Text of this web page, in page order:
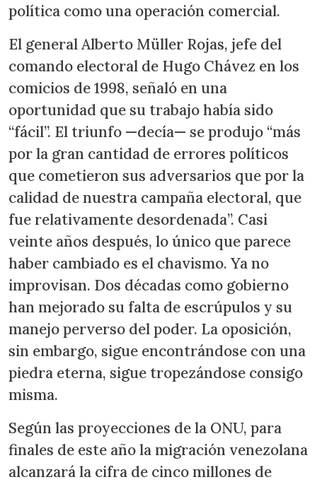
política como una operación comercial.
El general Alberto Müller Rojas, jefe del
comando electoral de Hugo Chávez en los
comicios de 1998, señaló en una
oportunidad que su trabajo había sido
“fácil”. El triunfo —decía— se produjo “más
por la gran cantidad de errores políticos
que cometieron sus adversarios que por la
calidad de nuestra campaña electoral, que
fue relativamente desordenada”. Casi
veinte años después, lo único que parece
haber cambiado es el chavismo. Ya no
improvisan. Dos décadas como gobierno
han mejorado su falta de escrúpulos y su
manejo perverso del poder. La oposición,
sin embargo, sigue encontrándose con una
piedra eterna, sigue tropezándose consigo
misma.
Según las proyecciones de la ONU, para
finales de este año la migración venezolana
alcanzará la cifra de cinco millones de